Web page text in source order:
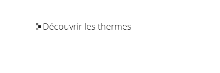
Découvrir les thermes